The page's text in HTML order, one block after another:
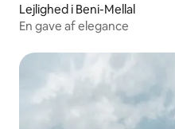
Lejlighed i Beni-Mellal
En gave af elegance